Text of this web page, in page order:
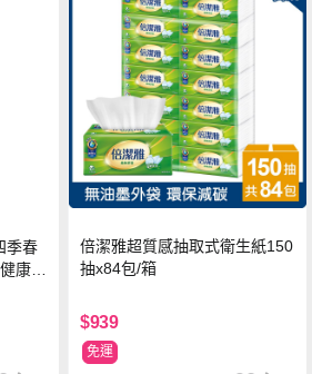
季春
康認
倍潔雅超質感抽取式衛生紙150
抽x84包/箱
$939
免運